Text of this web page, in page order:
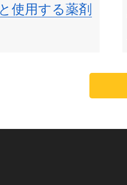
使用する薬剤